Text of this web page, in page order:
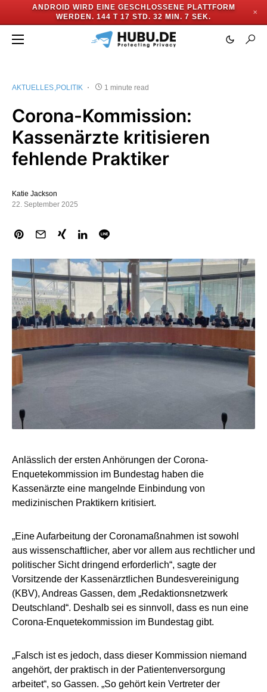
ANDROID WIRD EINE GESCHLOSSENE PLATTFORM
WERDEN. 144 T 17 STD. 32 MIN. 7 SEK.
✕
AKTUELLES POLITIK 1 minute read
Corona-Kommission:
Kassenärzte kritisieren
fehlende Praktiker
Katie Jackson
22. September 2025
Anlässlich der ersten Anhörungen der Corona-
Enquetekommission im Bundestag haben die
Kassenärzte eine mangelnde Einbindung von
medizinischen Praktikern kritisiert.
„Eine Aufarbeitung der Coronamaßnahmen ist sowohl
aus wissenschaftlicher, aber vor allem aus rechtlicher und
politischer Sicht dringend erforderlich“, sagte der
Vorsitzende der Kassenärztlichen Bundesvereinigung
(KBV), Andreas Gassen, dem „Redaktionsnetzwerk
Deutschland“. Deshalb sei es sinnvoll, dass es nun eine
Corona-Enquetekommission im Bundestag gibt.
„Falsch ist es jedoch, dass dieser Kommission niemand
angehört, der praktisch in der Patientenversorgung
arbeitet“, so Gassen. „So gehört kein Vertreter der